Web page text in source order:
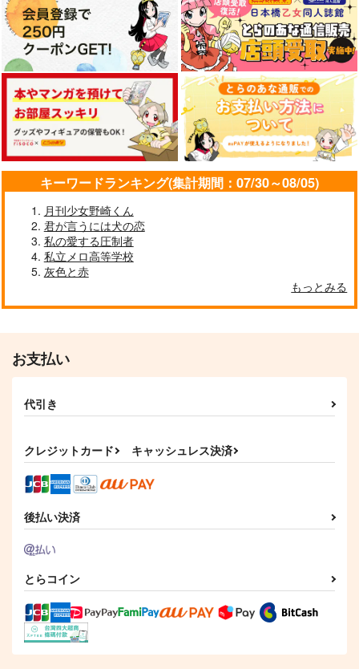
キーワードランキング(集計期間：07/30～08/05)
月刊少女野崎くん
君が言うには犬の恋
私の愛する圧制者
私立メロ高等学校
灰色と赤
もっとみる
お支払い
代引き
クレジットカード キャッシュレス決済
後払い決済
とらコイン